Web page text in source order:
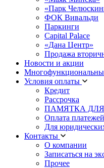
«Парк
ФОК Вивальди
Паркинги
Capital Palace
«Дана Центр»
Продажа
Новости и акции
Условия оплаты
Кредит
Рассрочка
ПАМЯТКА ДЛЯ
Оплата
Для
Контакты
О компании
Записаться на
Прочее